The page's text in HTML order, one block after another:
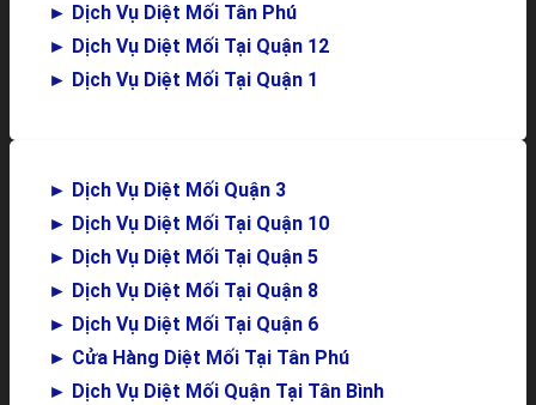
► Dịch Vụ Diệt Mối Tân Phú
► Dịch Vụ Diệt Mối Tại Quận 12
► Dịch Vụ Diệt Mối Tại Quận 1
► Dịch Vụ Diệt Mối Quận 3
► Dịch Vụ Diệt Mối Tại Quận 10
► Dịch Vụ Diệt Mối Tại Quận 5
► Dịch Vụ Diệt Mối Tại Quận 8
► Dịch Vụ Diệt Mối Tại Quận 6
► Cửa Hàng Diệt Mối Tại Tân Phú
► Dịch Vụ Diệt Mối Quận Tại Tân Bình